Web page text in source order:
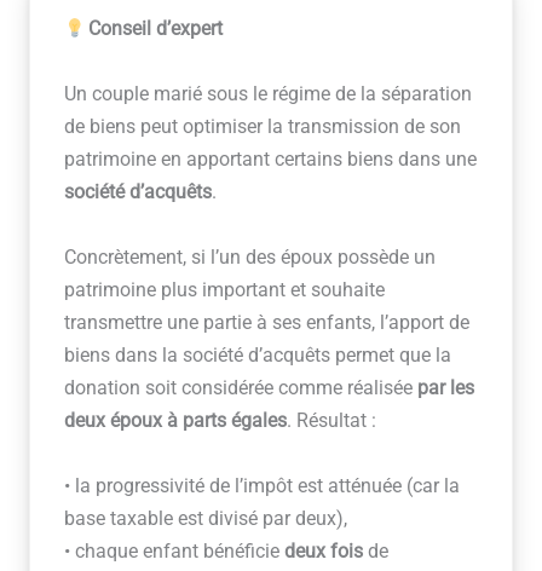
Conseil d’expert
Un couple marié sous le régime de la séparation
de biens peut optimiser la transmission de son
patrimoine en apportant certains biens dans une
société d’acquêts.
Concrètement, si l’un des époux possède un
patrimoine plus important et souhaite
transmettre une partie à ses enfants, l’apport de
biens dans la société d’acquêts permet que la
donation soit considérée comme réalisée par les
deux époux à parts égales. Résultat :
• la progressivité de l’impôt est atténuée (car la
base taxable est divisé par deux),
• chaque enfant bénéficie deux foisde